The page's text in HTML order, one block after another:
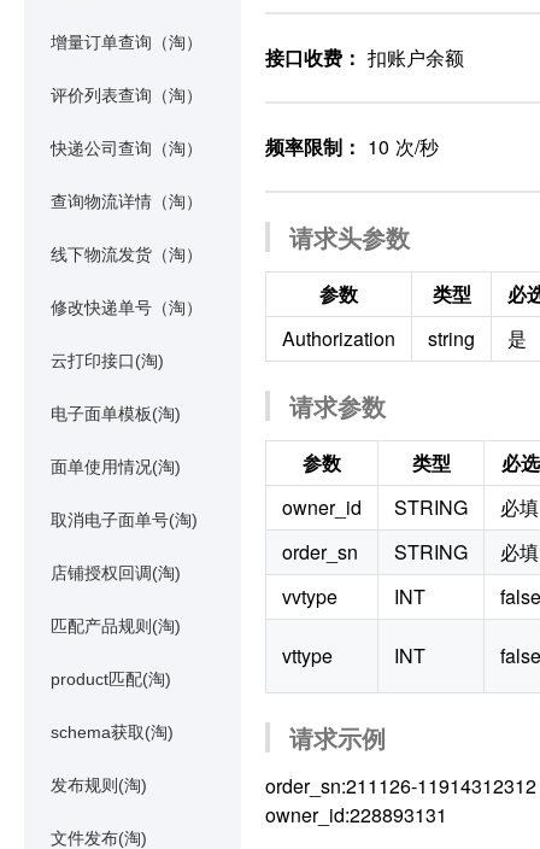
增量订单查询（淘）
评价列表查询（淘）
快递公司查询（淘）
查询物流详情（淘）
线下物流发货（淘）
修改快递单号（淘）
云打印接口(淘)
电子面单模板(淘)
面单使用情况(淘)
取消电子面单号(淘)
店铺授权回调(淘)
匹配产品规则(淘)
product匹配(淘)
schema获取(淘)
发布规则(淘)
文件发布(淘)
接口收费： 扣账户余额
频率限制： 10 次/秒
请求头参数
参数 类型
必
Authorization
string 是
请求参数
参数 类型
必选
owner_id
STRING
必填
order_sn
STRING
必填
vvtype
INT false
vttype INT false
请求示例
order_sn:211126-11914312312
owner_id:228893131